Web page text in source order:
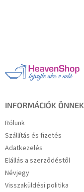
INFORMÁCIÓK ÖNNEK
Rólunk
Szállítás és fizetés
Adatkezelés
Elállás a szerződéstől
Névjegy
Visszaküldési politika